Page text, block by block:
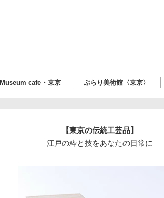
Museum cafe・東京 ぶらり美術館〈東京〉
【東京の伝統工芸品】
江戸の粋と技をあなたの日常に